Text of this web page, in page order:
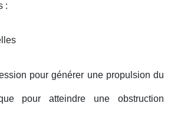
:
pour générer une propulsion du
pour atteindre une obstruction